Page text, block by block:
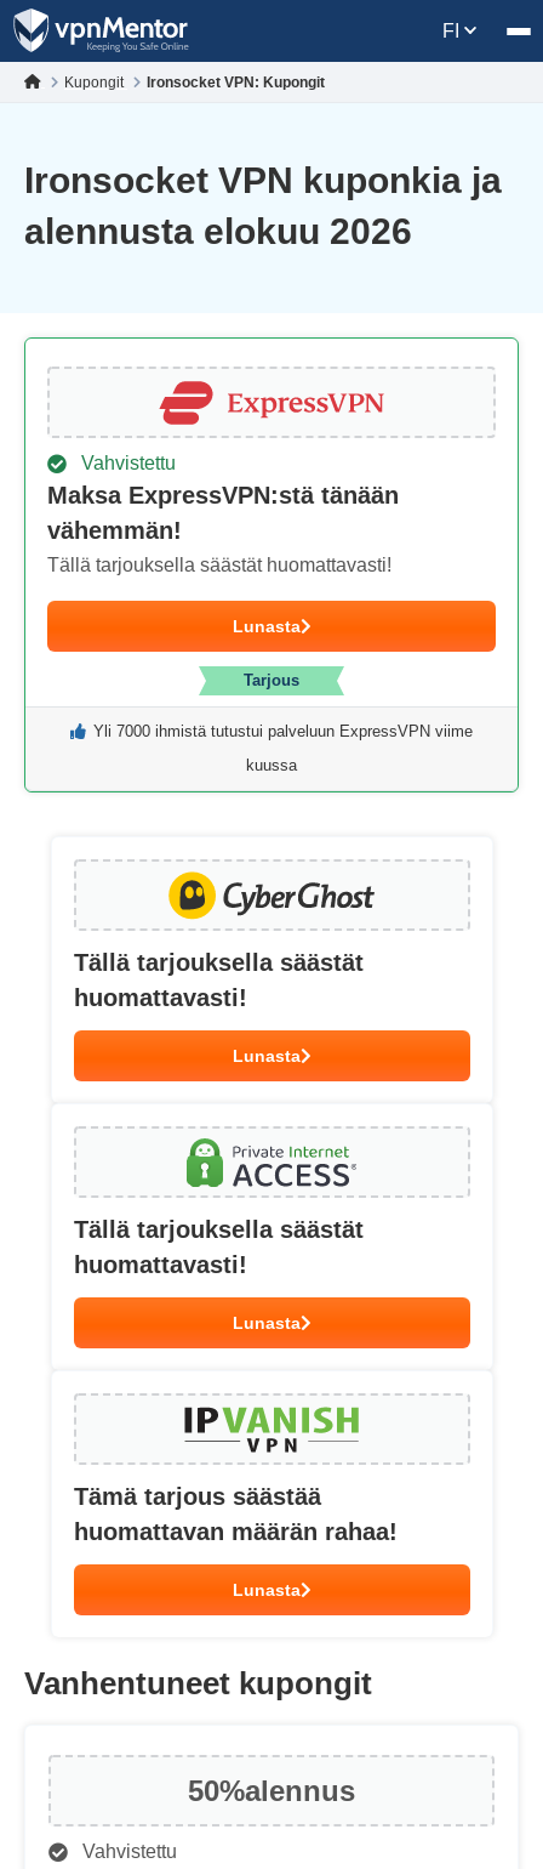
FI
Kupongit Ironsocket VPN: Kupongit
Ironsocket VPN kuponkia ja
alennusta elokuu 2026
Vahvistettu
Maksa ExpressVPN:stä tänään
vähemmän!
Tällä tarjouksella säästät huomattavasti!
Lunasta
Tarjous
Yli 7000 ihmistä tutustui palveluun ExpressVPN viime
kuussa
Tällä tarjouksella säästät
huomattavasti!
Lunasta
Tällä tarjouksella säästät
huomattavasti!
Lunasta
Tämä tarjous säästää
huomattavan määrän rahaa!
Lunasta
Vanhentuneet kupongit
50%alennus
Vahvistettu